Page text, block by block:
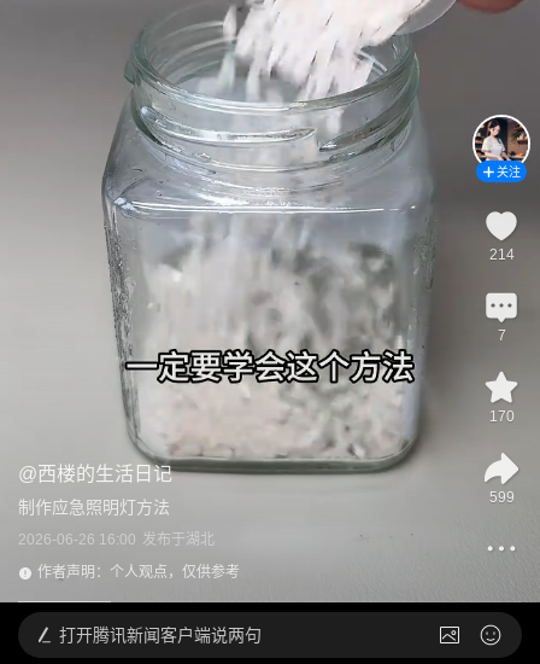
@西楼的生活日记
制作应急照明灯方法
2026-06-26 16:00 发布于湖北
作者声明：个人观点，仅供参考
关注
214
7
170
599
打开腾讯新闻客户端说两句